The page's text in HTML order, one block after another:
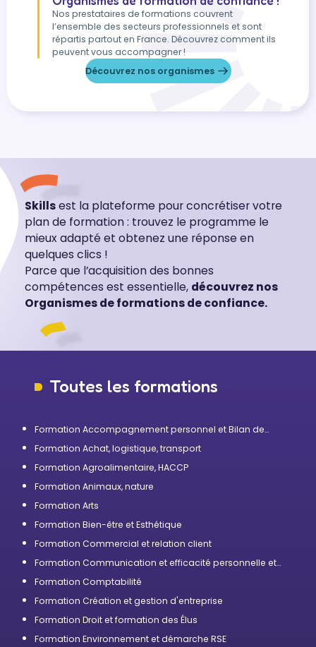
Nos prestataires de formations couvrent
l’ensemble des secteurs professionnels et sont
répartis partout en France. Découvrez comment ils
peuvent vous accompagner !
Découvrez nos organismes
Skillsest la plateforme pour concrétiser votre
plan de formation : trouvez le programme le
mieux adapté et obtenez une réponse en
quelques clics !
Parce que l’acquisition des bonnes
compétences est essentielle, découvrez nos
Organismes de formations de confiance.
Toutes les formations
Formation Accompagnement personnel et Bilan de
Formation Achat, logistique, transport
Formation Agroalimentaire, HACCP
Formation Animaux, nature
Formation Arts
Formation Bien-être et Esthétique
Formation Commercial et relation client
Formation Communication et efficacité personnelle et
Formation Comptabilité
Formation Création et gestion d'entreprise
Formation Droit et formation des Élus
Formation Environnement et démarche RSE